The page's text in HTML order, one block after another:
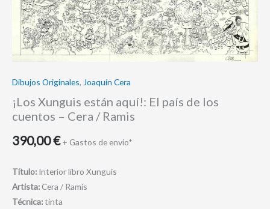
Dibujos Originales, Joaquín Cera
¡Los Xunguis están aquí!: El país de los
cuentos – Cera / Ramis
390,00€ + Gastos de envio*
Título: Interior libro Xunguis
Artista: Cera / Ramis
Técnica:tinta
Cera
Ramis